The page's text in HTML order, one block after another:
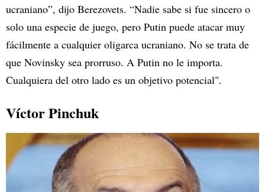
ucraniano”, dijo Berezovets. “Nadie sabe si fue sincero o
solo una especie de juego, pero Putin puede atacar muy
fácilmente a cualquier oligarca ucraniano. No se trata de
que Novinsky sea prorruso. A Putin no le importa.
Cualquiera del otro lado es un objetivo potencial".
Víctor Pinchuk